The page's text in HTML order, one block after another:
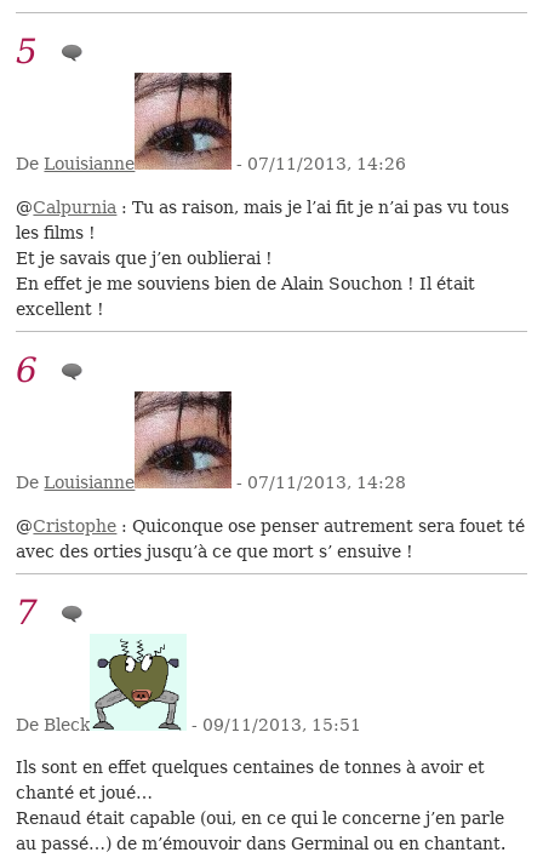
5
DeLouisianne - 07/11/2013, 14:26
@Calpurnia : Tu as raison, mais je l’ai fit je n’ai pas vu tous
les films !
Et je savais que j’en oublierai !
En effet je me souviens bien de Alain Souchon ! Il était
excellent !
6
DeLouisianne - 07/11/2013, 14:28
@Cristophe : Quiconque ose penser autrement sera fouet té
avec des orties jusqu’à ce que mort s’ ensuive !
7
De Bleck - 09/11/2013, 15:51
Ils sont en effet quelques centaines de tonnes à avoir et
chanté et joué…
Renaud était capable (oui, en ce qui le concerne j’en parle
au passé…) de m’émouvoir dans Germinal ou en chantant.